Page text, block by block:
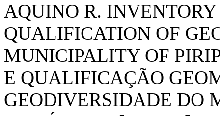
AQUINO R.
QUALIFICATION OF
MUNICIPALITY OF
E QUALIFICAÇÃO
GEODIVERSIDADE DO